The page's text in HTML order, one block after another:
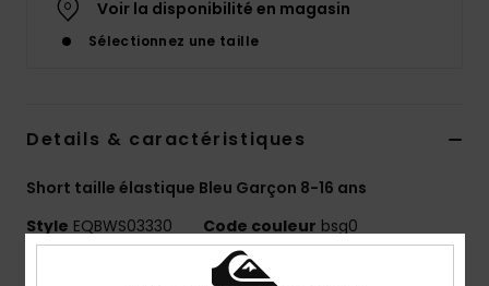
Voir la disponibilité en magasin
Sélectionnez une taille
Details & caractéristiques
Short taille élastique Bleu Garçon 8-16 ans
Style EQBWS03330 Code couleur bsg0